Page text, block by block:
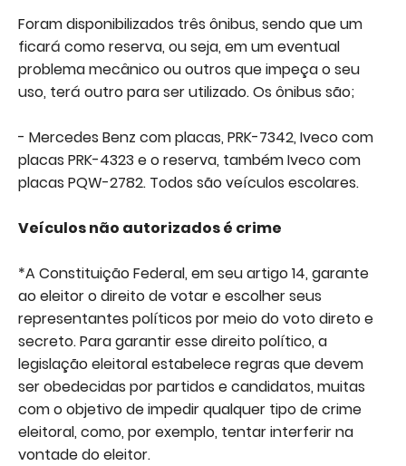
Foram disponibilizados três ônibus, sendo que um
ficará como reserva, ou seja, em um eventual
problema mecânico ou outros que impeça o seu
uso, terá outro para ser utilizado. Os ônibus são;
- Mercedes Benz com placas, PRK-7342, Iveco com
placas PRK-4323 e o reserva, também Iveco com
placas PQW-2782. Todos são veículos escolares.
Veículos não autorizados é crime
*A Constituição Federal, em seu artigo 14, garante
ao eleitor o direito de votar e escolher seus
representantes políticos por meio do voto direto e
secreto. Para garantir esse direito político, a
legislação eleitoral estabelece regras que devem
ser obedecidas por partidos e candidatos, muitas
com o objetivo de impedir qualquer tipo de crime
eleitoral, como, por exemplo, tentar interferir na
vontade do eleitor.